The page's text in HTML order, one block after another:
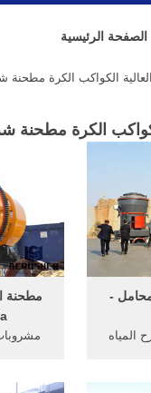
الصفحة الرئيسية
الكواكب الكرة مطحنة
الكرة مطحنة
مطحنة
محامل -
المياه